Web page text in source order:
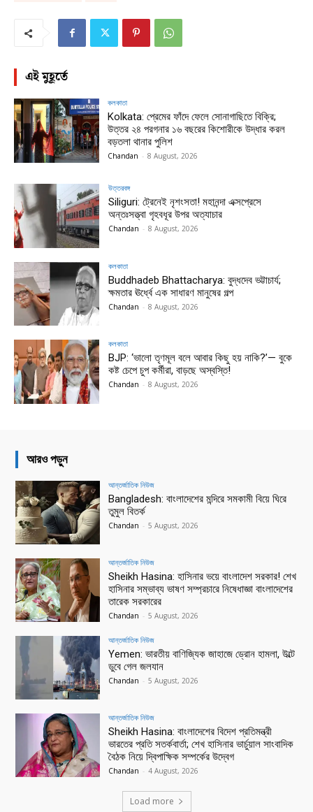
এই মুহূর্তে
কলকাতা
Kolkata: প্রেমের ফাঁদে ফেলে সোনাগাছিতে বিক্রি;
উত্তর ২৪ পরগনার ১৬ বছরের কিশোরীকে উদ্ধার করল
বড়তলা থানার পুলিশ
Chandan - 8 August, 2026
উত্তরবঙ্গ
Siliguri: ট্রেনেই নৃশংসতা! মহানন্দা এক্সপ্রেসে
অন্তঃসত্ত্বা গৃহবধূর উপর অত্যাচার
Chandan - 8 August, 2026
কলকাতা
Buddhadeb Bhattacharya: বুদ্ধদেব ভট্টাচার্য;
ক্ষমতার ঊর্ধ্বে এক সাধারণ মানুষের গল্প
Chandan - 8 August, 2026
কলকাতা
BJP: ‘ভালো তৃণমূল বলে আবার কিছু হয় নাকি?’— বুকে
কষ্ট চেপে চুপ কর্মীরা, বাড়ছে অস্বস্তি!
Chandan - 8 August, 2026
আরও পড়ুন
আন্তর্জাতিক নিউজ
Bangladesh: বাংলাদেশের মন্দিরে সমকামী বিয়ে ঘিরে
তুমুল বিতর্ক
Chandan - 5 August, 2026
আন্তর্জাতিক নিউজ
Sheikh Hasina: হাসিনার ভয়ে বাংলাদেশ সরকার! শেখ
হাসিনার সম্ভাব্য ভাষণ সম্প্রচারে নিষেধাজ্ঞা বাংলাদেশের
তারেক সরকারের
Chandan - 5 August, 2026
আন্তর্জাতিক নিউজ
Yemen: ভারতীয় বাণিজ্যিক জাহাজে ড্রোন হামলা, উল্টে
ডুবে গেল জলযান
Chandan - 5 August, 2026
আন্তর্জাতিক নিউজ
Sheikh Hasina: বাংলাদেশের বিদেশ প্রতিমন্ত্রী
ভারতের প্রতি সতর্কবার্তা; শেখ হাসিনার ভার্চুয়াল সাংবাদিক
বৈঠক নিয়ে দ্বিপাক্ষিক সম্পর্কের উদ্বেগ
Chandan - 4 August, 2026
Load more